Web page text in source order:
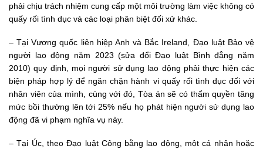
phải chịu trách nhiệm cung cấp một môi trường làm việc không có
quấy rối tình dục và các loại phân biệt đối xử khác.
– Tại Vương quốc liên hiệp Anh và Bắc Ireland, Đạo luật Bảo vệ
người lao động năm 2023 (sửa đổi Đạo luật Bình đẳng năm
2010) quy định, mọi người sử dụng lao động phải thực hiện các
biện pháp hợp lý để ngăn chặn hành vi quấy rối tình dục đối với
nhân viên của mình, cùng với đó, Tòa án sẽ có thẩm quyền tăng
mức bồi thường lên tới 25% nếu họ phát hiện người sử dụng lao
động đã vi phạm nghĩa vụ này.
– Tại Úc, theo Đạo luật Công bằng lao động, một cá nhân hoặc